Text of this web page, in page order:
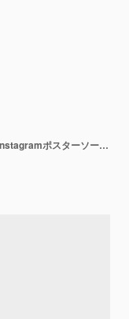
車の販売またはレンタルプロモーションinstagramポスターソーシャルメディアテンプレート